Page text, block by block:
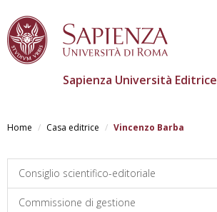
contenuto
Sapienza Università Editrice
Home Casa editrice Vincenzo Barba
Consiglio scientifico-editoriale
Commissione di gestione